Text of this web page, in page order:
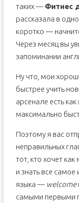
таких — Фитнес
рассказала в
коротко —
Через месяц вы
запоминании
Ну что, мои
быстрее учить
арсенале есть
максимально
Поэтому я вас
неправильных
тот, кто хочет
и знать все самое
языка — welcome
самыми первыми